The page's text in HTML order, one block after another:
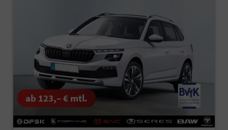
ab 123,– € mtl.